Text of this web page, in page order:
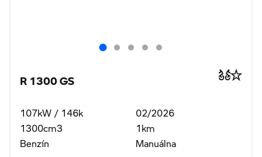
R 1300 GS
107kW / 146k
1300cm3
Benzín
02/2026
1km
Manuálna